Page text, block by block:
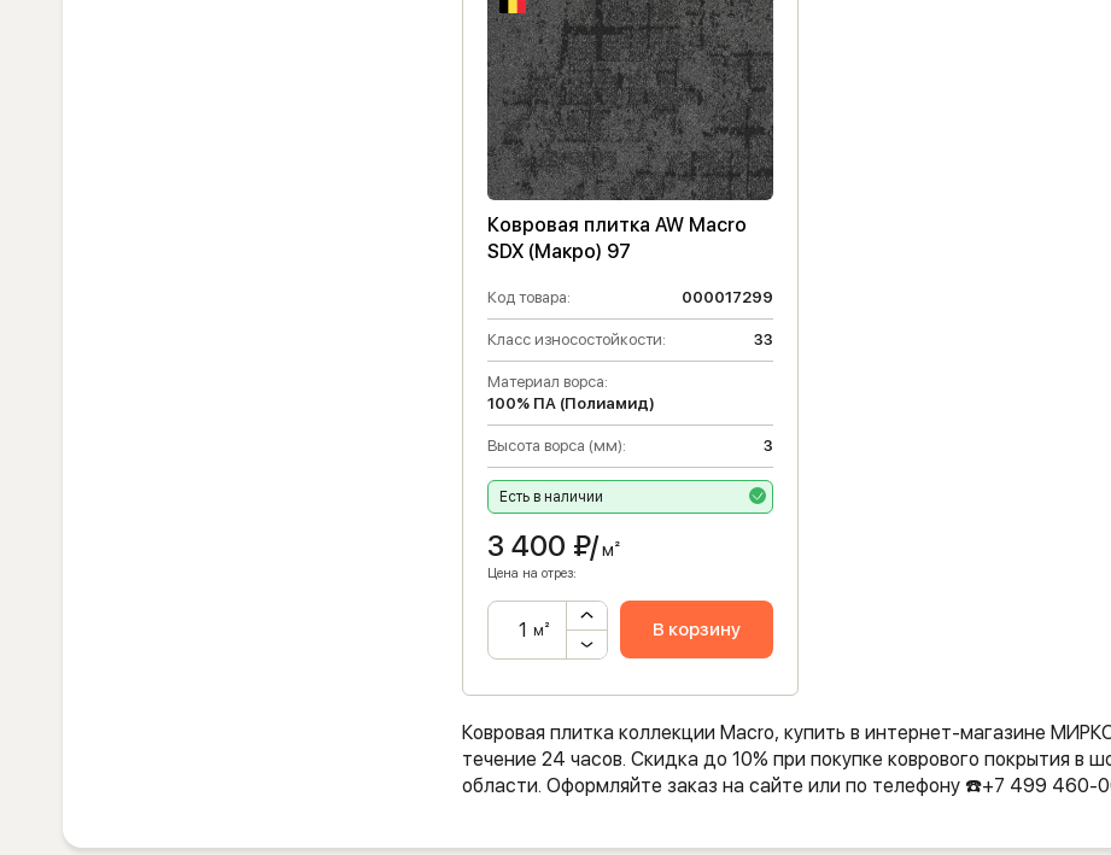
Ковровая плитка AW Macro
SDX (Макро) 97
Код товара: 000017299
Класс износостойкости: 33
Материал ворса:
100% ПА (Полиамид)
Высота ворса (мм): 3
Есть в наличии
3 400 ₽/м²
Цена на отрез:
м² В корзину
Ковровая плитка коллекции Macro, купить в интернет-магазине
течение 24 часов. Скидка до 10% при покупке коврового покрытия в
области. Оформляйте заказ на сайте или по телефону ☎️+7 499 460-